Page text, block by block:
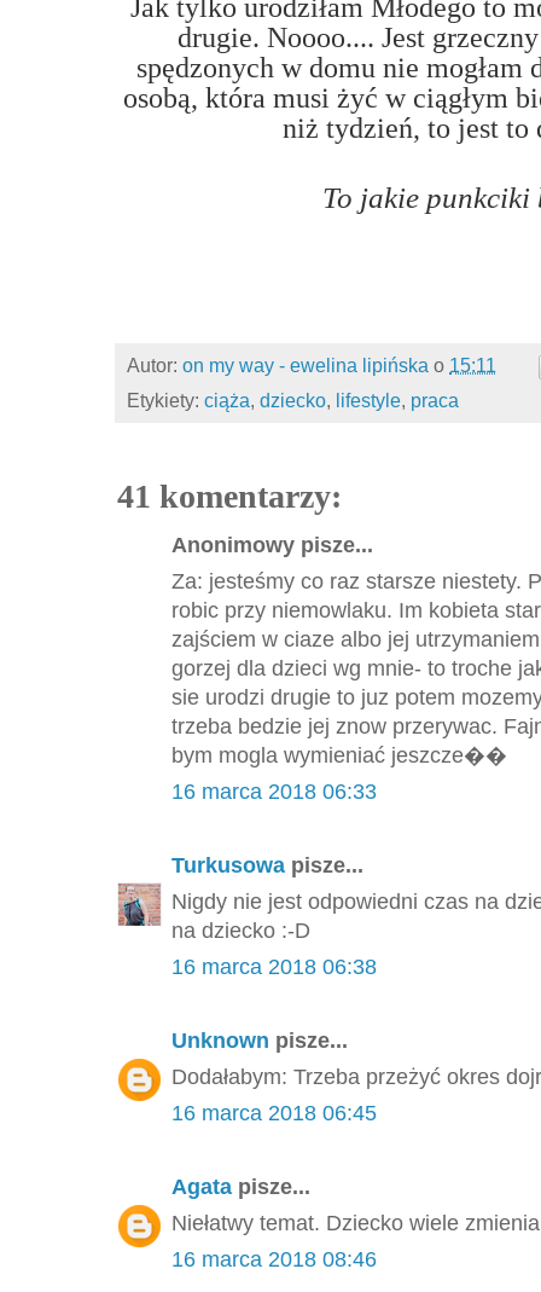
Jak tylko urodziłam Młodego to
drugie. Noooo.... Jest
spędzonych w domu nie mogłam
osobą, która musi żyć w ciągłym
niż tydzień, to jest to
To jakie punkciki
Autor: on my way - ewelina lipińska o 15:11
Etykiety: ciąża, dziecko, lifestyle, praca
41 komentarzy:
Anonimowy pisze...
Za: jesteśmy co raz starsze niestety.
robic przy niemowlaku. Im kobieta
zajściem w ciaze albo jej
gorzej dla dzieci wg mnie- to troche
sie urodzi drugie to juz potem
trzeba bedzie jej znow przerywac.
bym mogla wymieniać jeszcze��
16 marca 2018 06:33
Turkusowa pisze...
Nigdy nie jest odpowiedni czas na
na dziecko :-D
16 marca 2018 06:38
Unknown pisze...
Dodałabym: Trzeba przeżyć okres
16 marca 2018 06:45
Agata pisze...
Niełatwy temat. Dziecko wiele
16 marca 2018 08:46